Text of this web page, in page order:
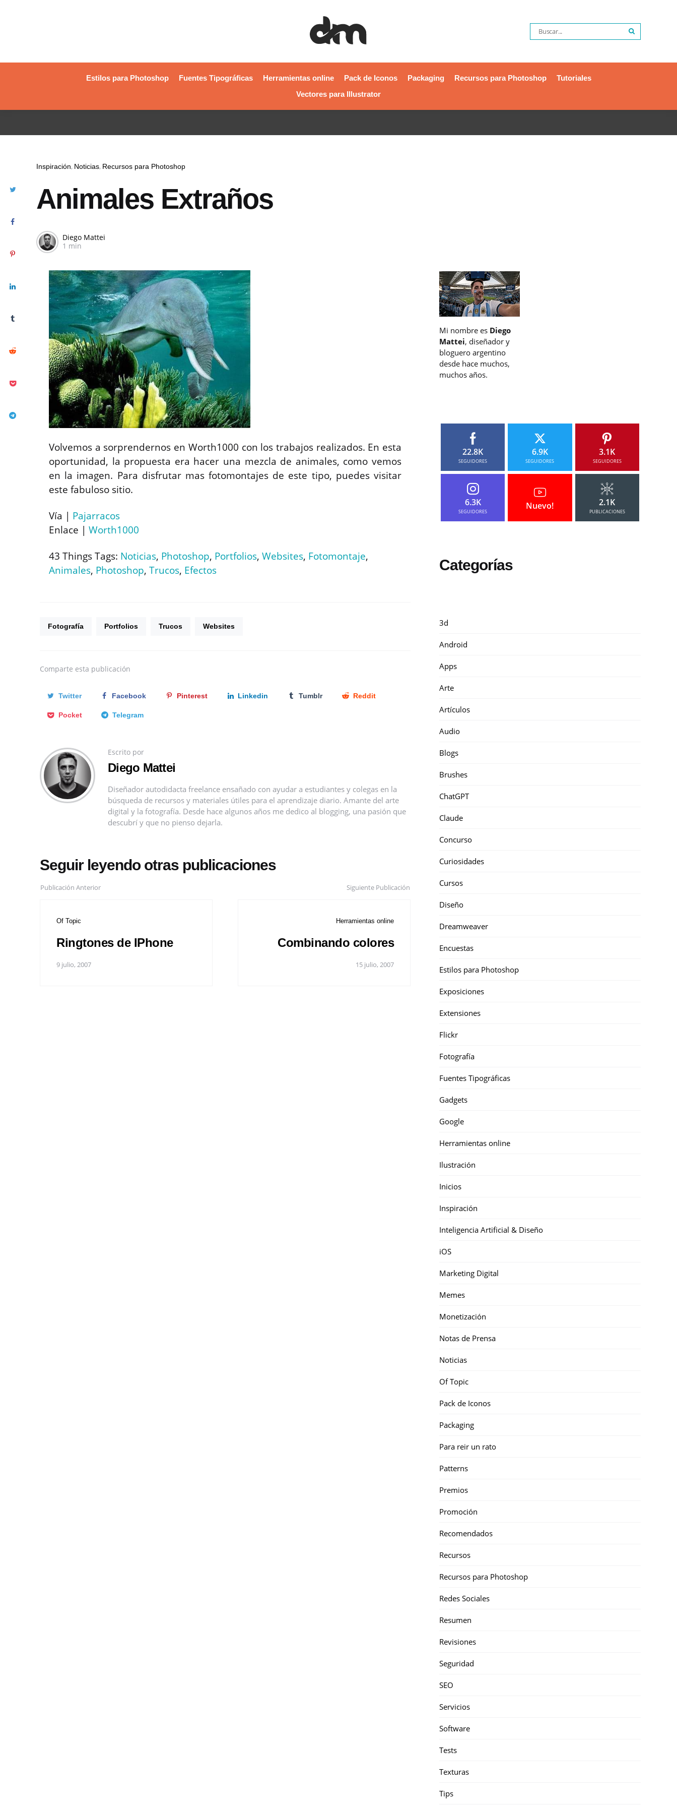
Estilos para Photoshop Fuentes Tipográficas Herramientas online Pack de Iconos Packaging Recursos para Photoshop
Tutoriales
Vectores para Illustrator
Inspiración Noticias Recursos para Photoshop
Animales Extraños
Diego Mattei
1 min
Volvemos a sorprendernos en Worth1000 con los trabajos realizados. En esta
oportunidad, la propuesta era hacer una mezcla de animales, como vemos
en la imagen. Para disfrutar mas fotomontajes de este tipo, puedes visitar
este fabuloso sitio.
Vía | Pajarracos
Enlace | Worth1000
43 Things Tags: Noticias, Photoshop, Portfolios, Websites, Fotomontaje,
Animales, Photoshop, Trucos, Efectos
Fotografía Portfolios Trucos Websites
Comparte esta publicación
Twitter Facebook Pinterest Linkedin Tumblr Reddit
Pocket Telegram
Escrito por
Diego Mattei
Diseñador autodidacta freelance ensañado con ayudar a estudiantes y colegas en la
búsqueda de recursos y materiales útiles para el aprendizaje diario. Amante del arte
digital y la fotografía. Desde hace algunos años me dedico al blogging, una pasión que
descubrí y que no pienso dejarla.
Seguir leyendo otras publicaciones
Publicación Anterior
Of Topic
Ringtones de IPhone
9 julio, 2007
Siguiente Publicación
Herramientas online
Combinando colores
15 julio, 2007
Mi nombre es Diego
Mattei, diseñador y
bloguero argentino
desde hace muchos,
muchos años.
22.8K
SEGUIDORES
6.9K
SEGUIDORES
3.1K
SEGUIDORES
6.3K
SEGUIDORES
Nuevo! 2.1K
PUBLICACIONES
Categorías
3d
Android
Apps
Arte
Artículos
Audio
Blogs
Brushes
ChatGPT
Claude
Concurso
Curiosidades
Cursos
Diseño
Dreamweaver
Encuestas
Estilos para Photoshop
Exposiciones
Extensiones
Flickr
Fotografía
Fuentes Tipográficas
Gadgets
Google
Herramientas online
Ilustración
Inicios
Inspiración
Inteligencia Artificial & Diseño
iOS
Marketing Digital
Memes
Monetización
Notas de Prensa
Noticias
Of Topic
Pack de Iconos
Packaging
Para reir un rato
Patterns
Premios
Promoción
Recomendados
Recursos
Recursos para Photoshop
Redes Sociales
Resumen
Revisiones
Seguridad
SEO
Servicios
Software
Tests
Texturas
Tips